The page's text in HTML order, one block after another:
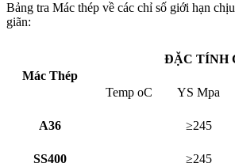
Bảng tra Mác thép về các chỉ số giới hạn
giãn:
Mác Thép
ĐẶC TÍNH
Temp oC YS Mpa
A36 ≥245
SS400 ≥245